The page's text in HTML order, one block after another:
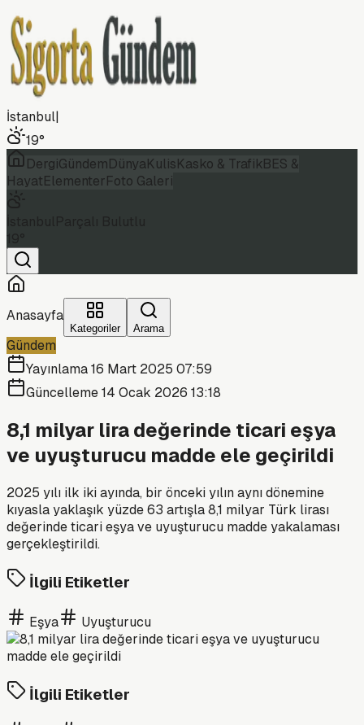
İstanbul|
19°
DergiGündemDünyaKulisKasko & TrafikBES &
HayatElementerFoto Galeri
Anasayfa
Kategoriler Arama
Gündem
Yayınlama16 Mart 2025 07:59
Güncelleme14 Ocak 2026 13:18
8,1 milyar lira değerinde ticari eşya
ve uyuşturucu madde ele geçirildi
2025 yılı ilk iki ayında, bir önceki yılın aynı dönemine
kıyasla yaklaşık yüzde 63 artışla 8,1 milyar Türk lirası
değerinde ticari eşya ve uyuşturucu madde yakalaması
gerçekleştirildi.
İlgili Etiketler
Eşya Uyuşturucu
İlgili Etiketler